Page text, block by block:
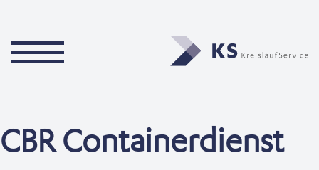
CBR Containerdienst